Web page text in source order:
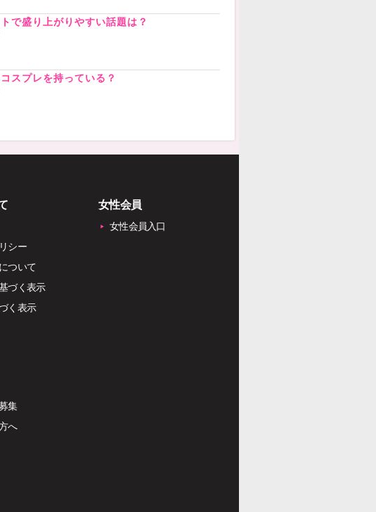
で盛り上がりやすい話題は？
スプレを持っている？
シー
ついて
づく表示
く表示
集
へ
女性会員
女性会員入口